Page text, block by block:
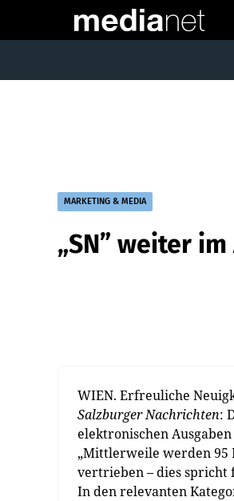
MARKETING & MEDIA
„SN” weiter
WIEN. Erfreuliche
Salzburger Nachrichten:
elektronischen
„Mittlerweile werden 95
vertrieben – dies spricht
In den relevanten